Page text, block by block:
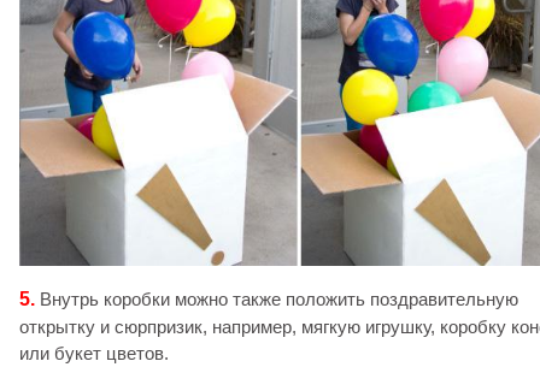
5. Внутрь коробки можно также положить поздравительную
открытку и сюрпризик, например, мягкую игрушку, коробку
или букет цветов.